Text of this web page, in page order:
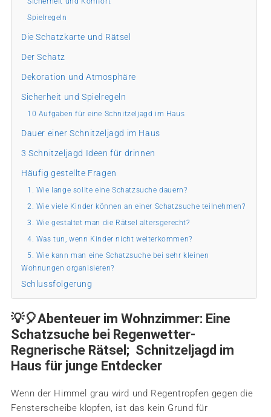
Spielregeln
Die Schatzkarte und Rätsel
Der Schatz
Dekoration und Atmosphäre
Sicherheit und Spielregeln
10 Aufgaben für eine Schnitzeljagd im Haus
Dauer einer Schnitzeljagd im Haus
3 Schnitzeljagd Ideen für drinnen
Häufig gestellte Fragen
1. Wie lange sollte eine Schatzsuche dauern?
2. Wie viele Kinder können an einer Schatzsuche teilnehmen?
3. Wie gestaltet man die Rätsel altersgerecht?
4. Was tun, wenn Kinder nicht weiterkommen?
5. Wie kann man eine Schatzsuche bei sehr kleinen
Wohnungen organisieren?
Schlussfolgerung
💡🎈Abenteuer im Wohnzimmer: Eine
Schatzsuche bei Regenwetter-
Regnerische Rätsel; Schnitzeljagd im
Haus für junge Entdecker
Wenn der Himmel grau wird und Regentropfen gegen die
Fensterscheibe klopfen, ist das kein Grund für